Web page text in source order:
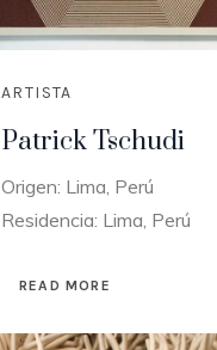
ARTISTA
Patrick Tschudi
Origen: Lima, Perú
Residencia: Lima, Perú
READ MORE